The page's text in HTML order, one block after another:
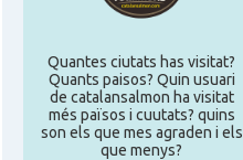
Quantes ciutats has visitat?
Quants paisos? Quin usuari
de catalansalmon ha visitat
més països i cuutats? quins
son els que mes agraden i els
que menys?